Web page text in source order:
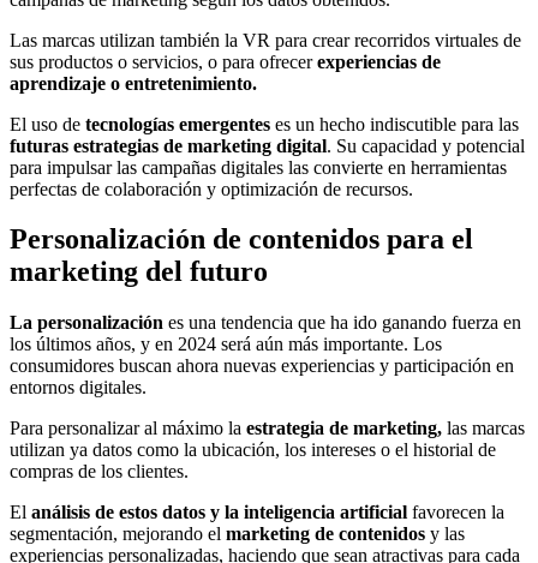
Las marcas utilizan también la VR para crear recorridos virtuales de
sus productos o servicios, o para ofrecerexperiencias de
aprendizaje o entretenimiento.
El uso de tecnologías emergentes es un hecho indiscutible para las
futuras estrategias de marketing digital. Su capacidad y potencial
para impulsar las campañas digitales las convierte en herramientas
perfectas de colaboración y optimización de recursos.
Personalización de contenidos para el
marketing del futuro
La personalización es una tendencia que ha ido ganando fuerza en
los últimos años, y en 2024 será aún más importante. Los
consumidores buscan ahora nuevas experiencias y participación en
entornos digitales.
Para personalizar al máximo la estrategia de marketing, las marcas
utilizan ya datos como la ubicación, los intereses o el historial de
compras de los clientes.
El análisis de estos datos y la inteligencia artificial favorecen la
segmentación, mejorando el marketing de contenidos y las
experiencias personalizadas, haciendo que sean atractivas para cada